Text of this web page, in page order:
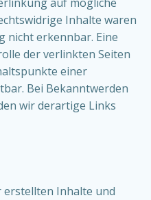
Inhalte waren
nicht erkennbar. Eine
der verlinkten Seiten
einer
Bei Bekanntwerden
wir derartige Links
erstellten Inhalte und